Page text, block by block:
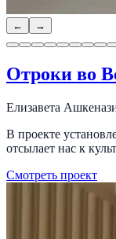
← →
Отроки во
Елизавета
В проекте
отсылает нас к
Смотреть проект